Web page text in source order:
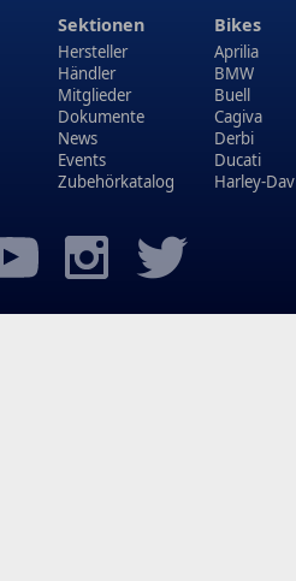
Sektionen
Hersteller
Händler
Mitglieder
Dokumente
News
Events
Zubehörkatalog
Bikes
Aprilia
BMW
Buell
Cagiva
Derbi
Ducati
Harley-